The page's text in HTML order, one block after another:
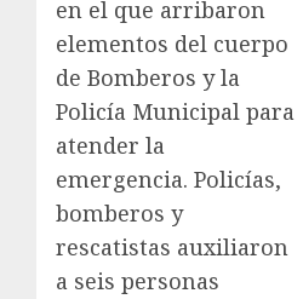
en el que arribaron
elementos del cuerpo
de Bomberos y la
Policía Municipal para
atender la
emergencia. Policías,
bomberos y
rescatistas auxiliaron
a seis personas